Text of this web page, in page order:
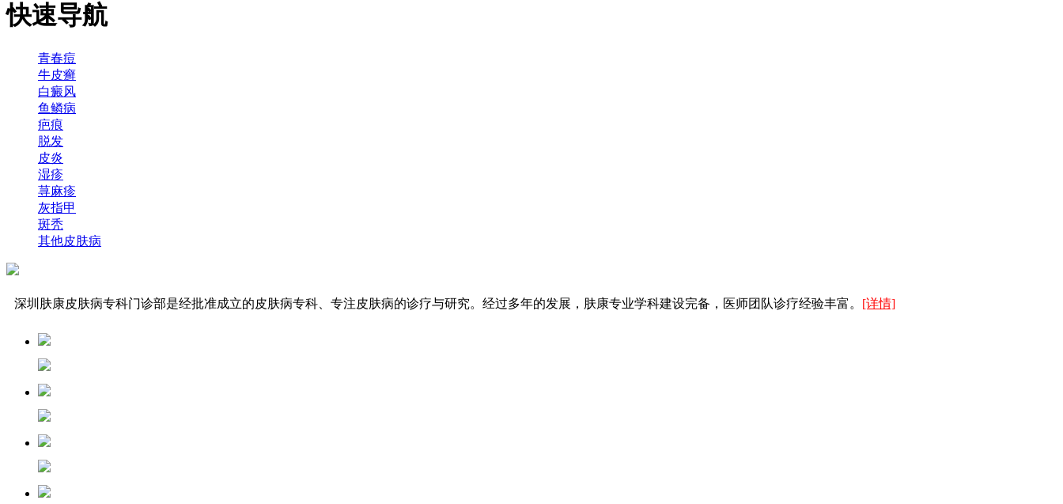
快速导航
青春痘
牛皮癣
白癜风
鱼鳞病
疤痕
脱发
皮炎
湿疹
荨麻疹
灰指甲
斑秃
其他皮肤病
深圳肤康皮肤病专科门诊部是经批准成立的皮肤病专科、专注皮肤病的诊疗与研究。经过多年的发展，肤康专业学科建设完备，医师团队诊疗经验丰富。 [详情]